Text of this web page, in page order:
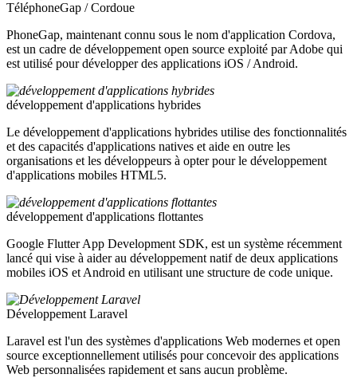
TéléphoneGap / Cordoue
PhoneGap, maintenant connu sous le nom d'application Cordova,
est un cadre de développement open source exploité par Adobe qui
est utilisé pour développer des applications iOS / Android.
développement d'applications hybrides
Le développement d'applications hybrides utilise des fonctionnalités
et des capacités d'applications natives et aide en outre les
organisations et les développeurs à opter pour le développement
d'applications mobiles HTML5.
développement d'applications flottantes
Google Flutter App Development SDK, est un système récemment
lancé qui vise à aider au développement natif de deux applications
mobiles iOS et Android en utilisant une structure de code unique.
Développement Laravel
Laravel est l'un des systèmes d'applications Web modernes et open
source exceptionnellement utilisés pour concevoir des applications
Web personnalisées rapidement et sans aucun problème.